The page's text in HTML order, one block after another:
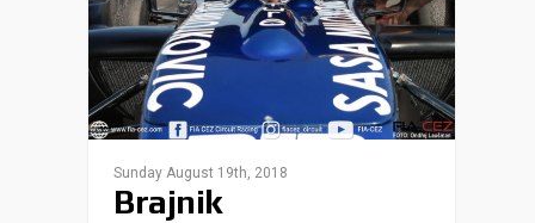
Sunday August 19th, 2018
Brajnik